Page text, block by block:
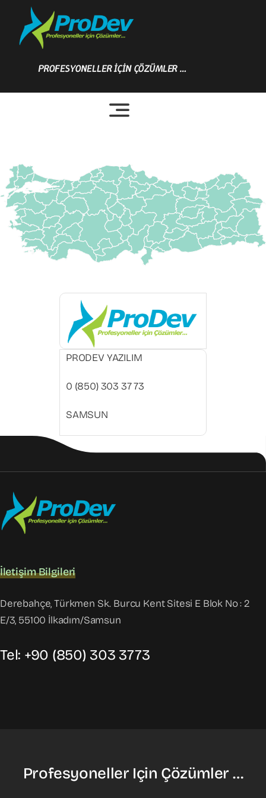
content
PROFESYONELLER İÇİN ÇÖZÜMLER …
PRODEV YAZILIM
0 (850) 303 37 73
SAMSUN
İletişim Bilgileri
Derebahçe, Türkmen Sk. Burcu Kent Sitesi E Blok No : 2
E/3, 55100 İlkadım/Samsun
Tel: +90 (850) 303 3773
Profesyoneller Için Çözümler …